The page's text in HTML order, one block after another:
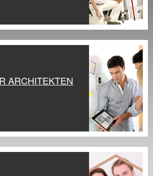
ARCHITEKTEN